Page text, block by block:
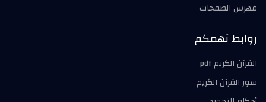
فهرس الصفحات
روابط تهمكم
القرآن الكريم pdf
سور القرآن الكريم